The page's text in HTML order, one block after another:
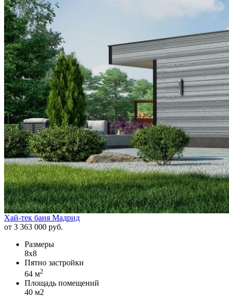
Хай-тек баня Мадрид
от 3 363 000 руб.
Размеры
8х8
Пятно застройки
64 м2
Площадь помещений
40 м2